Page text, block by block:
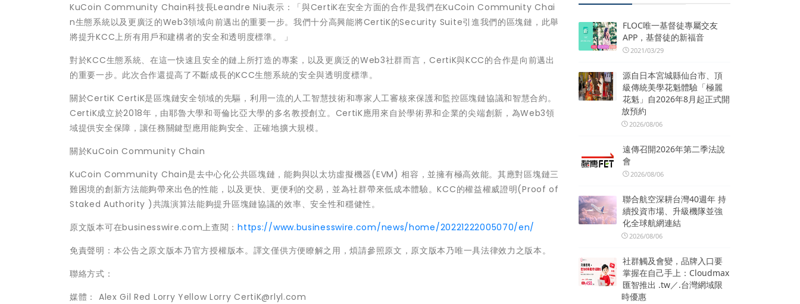
KuCoin Community Chain科技長Leandre Niu表示：「與CertiK在安全方面的合作是我們在KuCoin Community Chai
n生態系統以及更廣泛的Web3領域向前邁出的重要一步。我們十分高興能將CertiK的Security Suite引進我們的區塊鏈，此舉
將提升KCC上所有用戶和建構者的安全和透明度標準。 」
對於KCC生態系統、在這一快速且安全的鏈上所打造的專案，以及更廣泛的Web3社群而言，CertiK與KCC的合作是向前邁出
的重要一步。此次合作還提高了不斷成長的KCC生態系統的安全與透明度標準。
關於CertiK CertiK是區塊鏈安全領域的先驅，利用一流的人工智慧技術和專家人工審核來保護和監控區塊鏈協議和智慧合約。
CertiK成立於2018年，由耶魯大學和哥倫比亞大學的多名教授創立。CertiK應用來自於學術界和企業的尖端創新，為Web3領
域提供安全保障，讓任務關鍵型應用能夠安全、正確地擴大規模。
關於KuCoin Community Chain
KuCoin Community Chain是去中心化公共區塊鏈，能夠與以太坊虛擬機器(EVM) 相容，並擁有極高效能。其應對區塊鏈三
難困境的創新方法能夠帶來出色的性能，以及更快、更便利的交易，並為社群帶來低成本體驗。KCC的權益權威證明(Proof of
Staked Authority )共識演算法能夠提升區塊鏈協議的效率、安全性和穩健性。
原文版本可在businesswire.com上查閱：https://www.businesswire.com/news/home/20221222005070/en/
免責聲明：本公告之原文版本乃官方授權版本。譯文僅供方便瞭解之用，煩請參照原文，原文版本乃唯一具法律效力之版本。
聯絡方式：
媒體： Alex Gil Red Lorry Yellow Lorry CertiK@rlyl.com
FLOC唯一基督徒專屬交友
APP，基督徒的新福音
2021/03/29
源自日本宮城縣仙台市、頂
級傳統美學花魁體驗「極麗
花魁」自2026年8月起正式開
放預約
2026/08/06
遠傳召開2026年第二季法說
會
2026/08/06
聯合航空深耕台灣40週年 持
續投資市場、升級機隊並強
化全球航網連結
2026/08/06
社群觸及會變，品牌入口要
掌握在自己手上：Cloudmax
匯智推出 .tw／.台灣網域限
時優惠